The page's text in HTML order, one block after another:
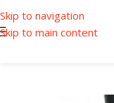
Skip to navigation
Skip to main content